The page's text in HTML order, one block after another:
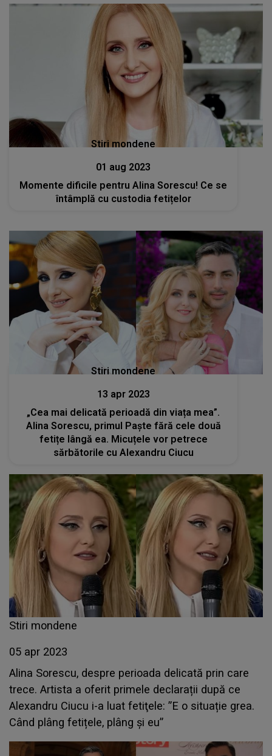
Stiri mondene
01 aug 2023
Momente dificile pentru Alina Sorescu! Ce se
întâmplă cu custodia fetițelor
Stiri mondene
13 apr 2023
„Cea mai delicată perioadă din viața mea”.
Alina Sorescu, primul Paște fără cele două
fetițe lângă ea. Micuțele vor petrece
sărbătorile cu Alexandru Ciucu
Stiri mondene
05 apr 2023
Alina Sorescu, despre perioada delicată prin care
trece. Artista a oferit primele declarații după ce
Alexandru Ciucu i-a luat fetiţele: ”E o situație grea.
Când plâng fetițele, plâng și eu”